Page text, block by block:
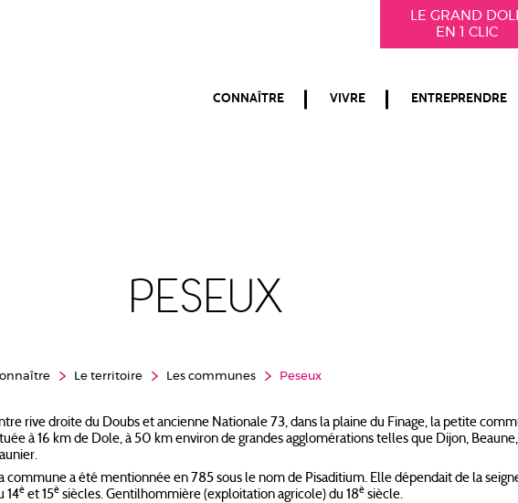
LE GRAND
EN 1 CLIC
CONNAÎTRE VIVRE ENTREPRENDRE
Peseux
Le territoire Les communes Peseux
rive droite du Doubs et ancienne Nationale 73, dans la plaine du Finage, la petite
à 16 km de Dole, à 50 km environ de grandes agglomérations telles que Dijon,
commune a été mentionnée en 785 sous le nom de Pisaditium. Elle dépendait de la
14è et 15è siècles. Gentilhommière (exploitation agricole) du 18è siècle.